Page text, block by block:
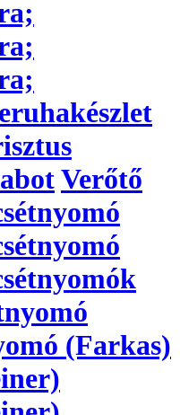
Verőtő
(Farkas)